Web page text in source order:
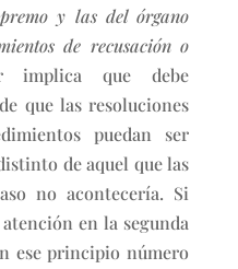
y las del órgano
de recusación o
implica que debe
que las resoluciones
puedan ser
de aquel que las
no acontecería. Si
en la segunda
ese principio número